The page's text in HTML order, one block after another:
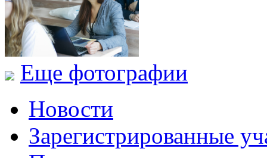
Еще фотографии
Новости
Зарегистрированные